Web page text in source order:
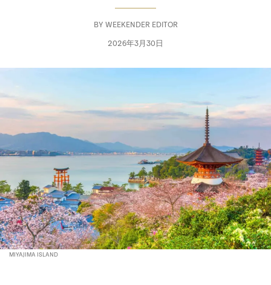
BY WEEKENDER EDITOR
2026年3月30日
MIYAJIMA ISLAND